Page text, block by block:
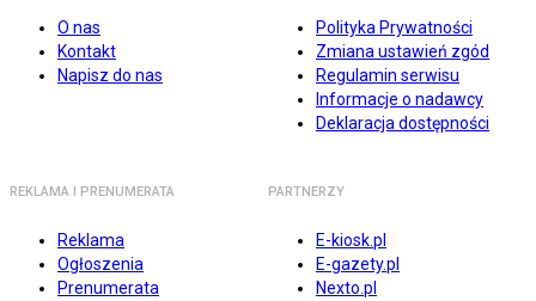
O nas
Kontakt
Napisz do nas
Polityka Prywatności
Zmiana ustawień zgód
Regulamin serwisu
Informacje o nadawcy
Deklaracja dostępności
REKLAMA I PRENUMERATA
Reklama
Ogłoszenia
Prenumerata
PARTNERZY
E-kiosk.pl
E-gazety.pl
Nexto.pl